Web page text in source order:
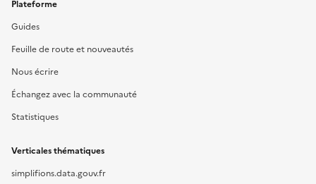
Plateforme
Guides
Feuille de route et nouveautés
Nous écrire
Échangez avec la communauté
Statistiques
Verticales thématiques
simplifions.data.gouv.fr